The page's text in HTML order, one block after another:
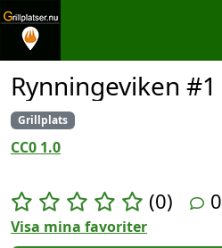
Rynningeviken #1
Grillplats
CC0 1.0
(0) 0
Visa mina favoriter